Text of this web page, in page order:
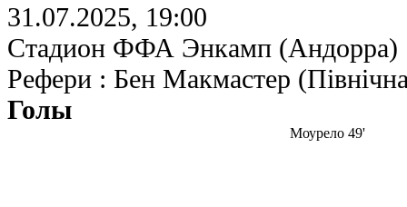
31.07.2025, 19:00
Стадион ФФА Энкамп (Андорра)
Рефери : Бен Макмастер
Голы
Моурело 49'